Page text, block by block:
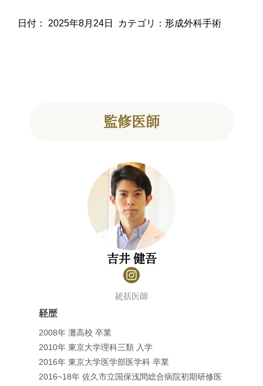
日付： 2025年8月24日 カテゴリ： 形成外科手術
監修医師
吉井 健吾
統括医師
経歴
2008年 灘高校 卒業
2010年 東京大学理科三類 入学
2016年 東京大学医学部医学科 卒業
2016~18年 佐久市立国保浅間総合病院初期研修医